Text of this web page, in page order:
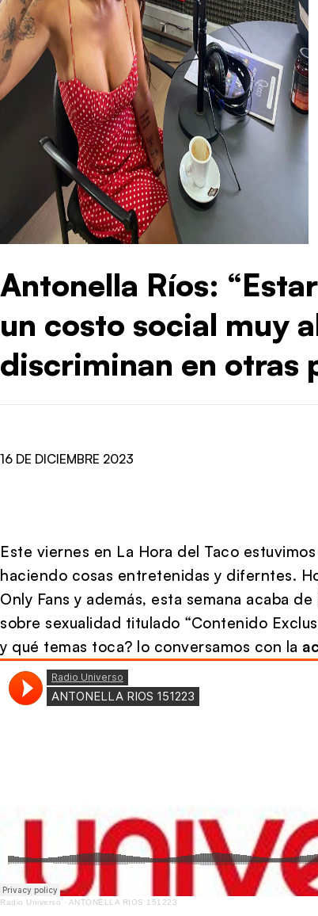
Antonella Ríos:
un costo social muy
discriminan en otras
16 DE DICIEMBRE 2023
Este viernes en La Hora del Taco
haciendo cosas entretenidas y diferntes.
Only Fans y además, esta semana acaba
sobre sexualidad titulado “Contenido
y qué temas toca? lo conversamos con la
Radio Universo · ANTONELLA RIOS 151223